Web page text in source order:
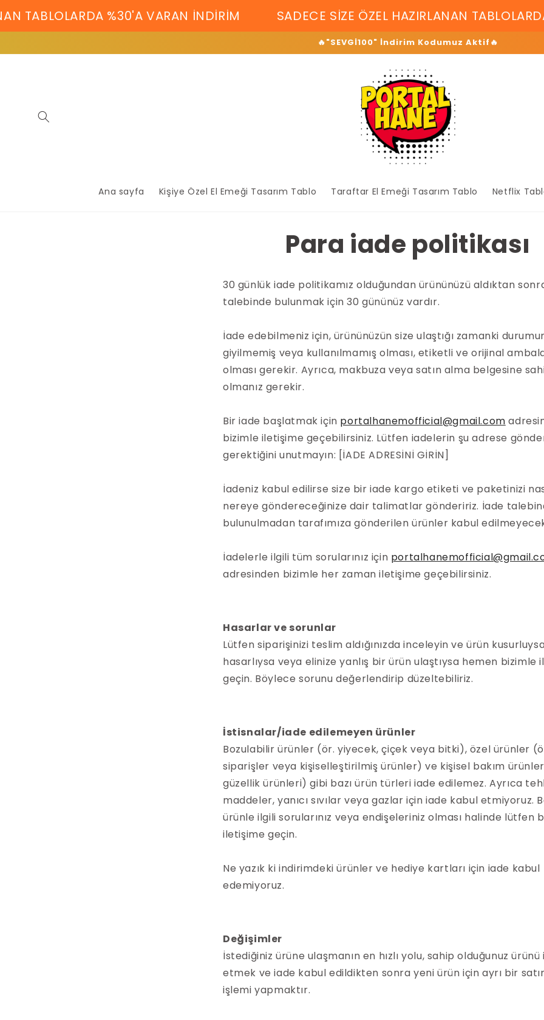
İçeriğe
atla
%30'A VARAN İNDİRİM SADECE SİZE ÖZEL HAZIRLANAN TABLOLARDA
🔥"SEVGİ100" İndirim Kodumuz Aktif🔥
Ana sayfa Kişiye Özel El Emeği Tasarım Tablo Taraftar El Emeği Tasarım Tablo Netflix
Para iade politikası
30 günlük iade politikamız olduğundan ürününüzü aldıktan
talebinde bulunmak için 30 gününüz vardır.
İade edebilmeniz için, ürününüzün size ulaştığı zamanki
giyilmemiş veya kullanılmamış olması, etiketli ve orijinal
olması gerekir. Ayrıca, makbuza veya satın alma belgesine
olmanız gerekir.
Bir iade başlatmak için portalhanemofficial@gmail.com
bizimle iletişime geçebilirsiniz. Lütfen iadelerin şu adrese
gerektiğini unutmayın: [İADE ADRESİNİ GİRİN]
İadeniz kabul edilirse size bir iade kargo etiketi ve paketinizi
nereye göndereceğinize dair talimatlar göndeririz. İade
bulunulmadan tarafımıza gönderilen ürünler kabul
İadelerle ilgili tüm sorularınız için
adresinden bizimle her zaman iletişime geçebilirsiniz.
Hasarlar ve sorunlar
Lütfen siparişinizi teslim aldığınızda inceleyin ve ürün
hasarlıysa veya elinize yanlış bir ürün ulaştıysa hemen bizimle
geçin. Böylece sorunu değerlendirip düzeltebiliriz.
İstisnalar/iade edilemeyen ürünler
Bozulabilir ürünler (ör. yiyecek, çiçek veya bitki), özel ürünler
siparişler veya kişiselleştirilmiş ürünler) ve kişisel bakım
güzellik ürünleri) gibi bazı ürün türleri iade edilemez. Ayrıca
maddeler, yanıcı sıvılar veya gazlar için iade kabul etmiyoruz.
ürünle ilgili sorularınız veya endişeleriniz olması halinde lütfen
iletişime geçin.
Ne yazık ki indirimdeki ürünler ve hediye kartları için iade kabul
edemiyoruz.
Değişimler
İstediğiniz ürüne ulaşmanın en hızlı yolu, sahip olduğunuz ürünü
etmek ve iade kabul edildikten sonra yeni ürün için ayrı bir
işlemi yapmaktır.